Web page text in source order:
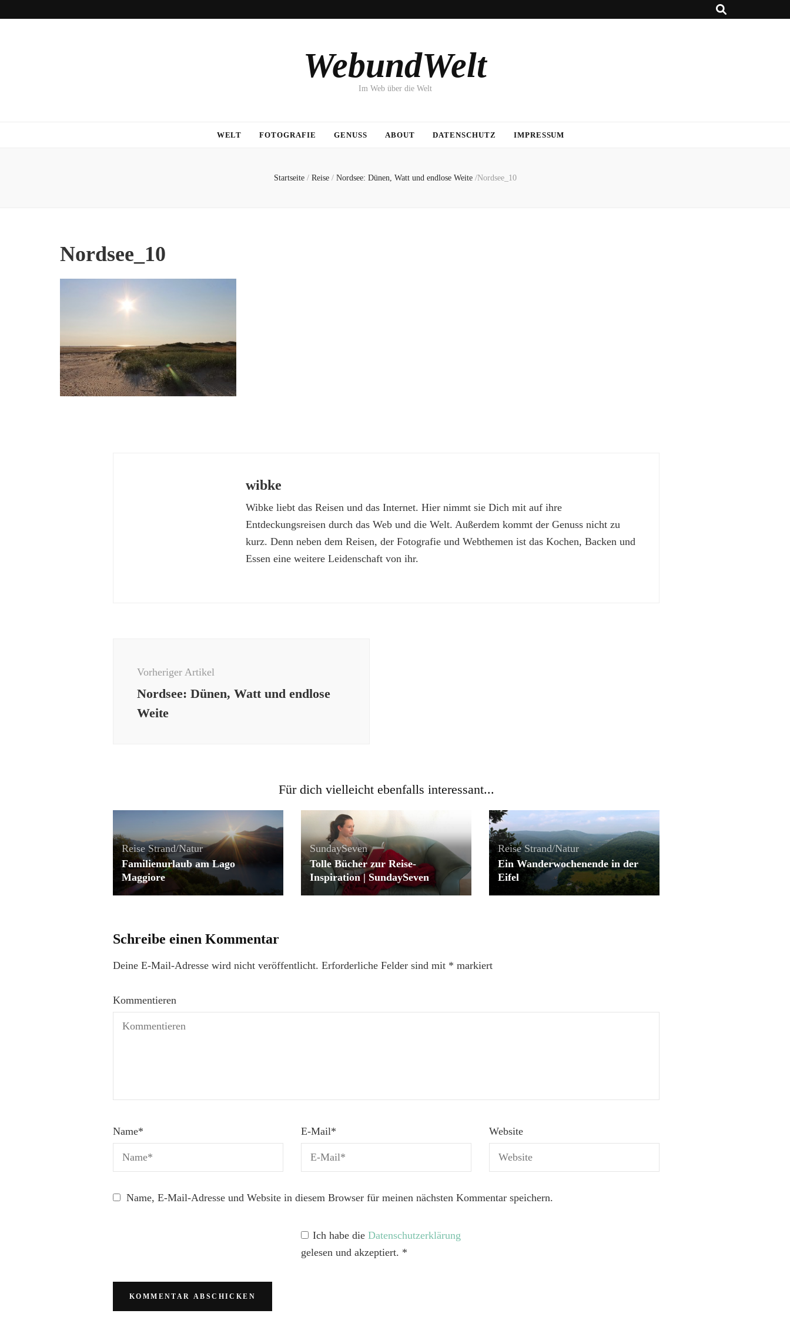
WebundWelt
Im Web über die Welt
WELT FOTOGRAFIE GENUSS ABOUT DATENSCHUTZ IMPRESSUM
Startseite / Reise / Nordsee: Dünen, Watt und endlose Weite /Nordsee_10
Nordsee_10
wibke
Wibke liebt das Reisen und das Internet. Hier nimmt sie Dich mit auf ihre
Entdeckungsreisen durch das Web und die Welt. Außerdem kommt der Genuss nicht zu
kurz. Denn neben dem Reisen, der Fotografie und Webthemen ist das Kochen, Backen und
Essen eine weitere Leidenschaft von ihr.
Vorheriger Artikel
Nordsee: Dünen, Watt und endlose
Weite
Für dich vielleicht ebenfalls interessant...
Reise Strand/Natur
Familienurlaub am Lago
Maggiore
SundaySeven
Tolle Bücher zur Reise-
Inspiration | SundaySeven
Reise Strand/Natur
Ein Wanderwochenende in der
Eifel
Schreibe einen Kommentar
Deine E-Mail-Adresse wird nicht veröffentlicht. Erforderliche Felder sind mit * markiert
Kommentieren
Name* E-Mail* Website
Name, E-Mail-Adresse und Website in diesem Browser für meinen nächsten Kommentar speichern.
Ich habe die Datenschutzerklärung
gelesen und akzeptiert. *